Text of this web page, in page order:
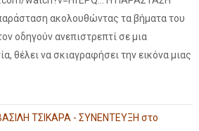
ακολουθώντας τα βήματα του
οδηγούν ανεπιστρεπτί σε μια
θέλει να σκιαγραφήσει την εικόνα μιας
ΤΣΙΚΑΡΑ - ΣΥΝΕΝΤΕΥΞΗ στο